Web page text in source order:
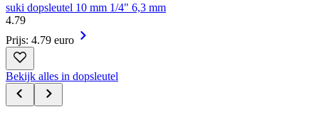
suki dopsleutel 10 mm 1/4" 6,3 mm
4.79
Prijs: 4.79 euro
Bekijk alles in dopsleutel